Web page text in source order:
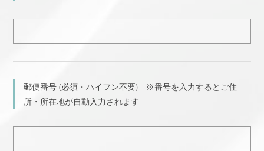
郵便番号 (必須・ハイフン不要) ※番号を入力するとご住
所・所在地が自動入力されます